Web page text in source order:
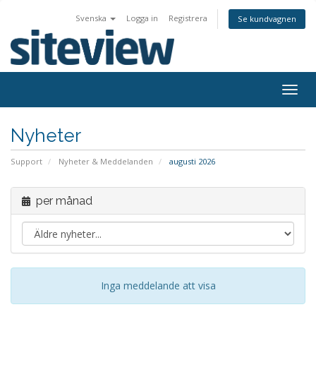
Svenska Logga in Registrera Se kundvagnen
Nyheter
Support Nyheter & Meddelanden augusti 2026
per månad
Inga meddelande att visa